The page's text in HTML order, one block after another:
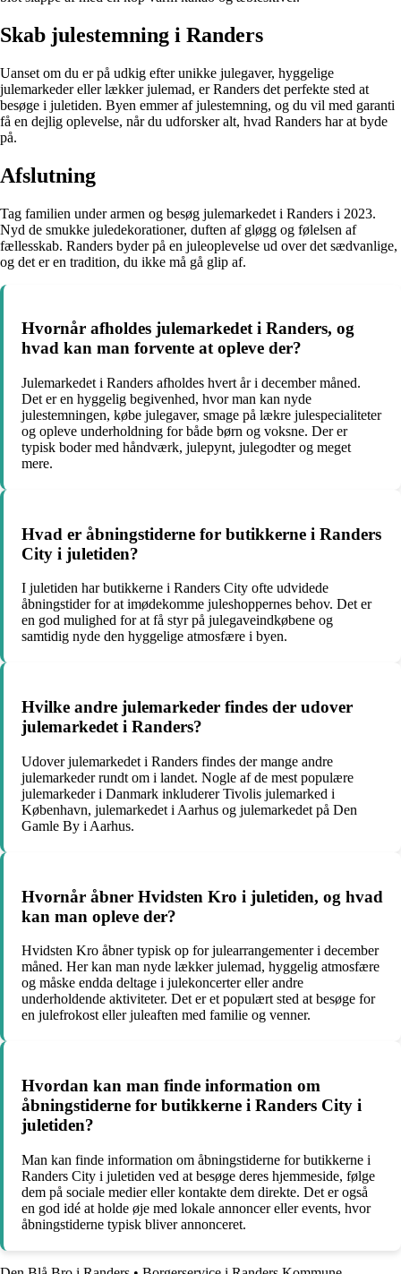
Skab julestemning i Randers
Uanset om du er på udkig efter unikke julegaver, hyggelige
julemarkeder eller lækker julemad, er Randers det perfekte sted at
besøge i juletiden. Byen emmer af julestemning, og du vil med garanti
få en dejlig oplevelse, når du udforsker alt, hvad Randers har at byde
på.
Afslutning
Tag familien under armen og besøg julemarkedet i Randers i 2023.
Nyd de smukke juledekorationer, duften af gløgg og følelsen af
fællesskab. Randers byder på en juleoplevelse ud over det sædvanlige,
og det er en tradition, du ikke må gå glip af.
Hvornår afholdes julemarkedet i Randers, og
hvad kan man forvente at opleve der?
Julemarkedet i Randers afholdes hvert år i december måned.
Det er en hyggelig begivenhed, hvor man kan nyde
julestemningen, købe julegaver, smage på lækre julespecialiteter
og opleve underholdning for både børn og voksne. Der er
typisk boder med håndværk, julepynt, julegodter og meget
mere.
Hvad er åbningstiderne for butikkerne i Randers
City i juletiden?
I juletiden har butikkerne i Randers City ofte udvidede
åbningstider for at imødekomme juleshoppernes behov. Det er
en god mulighed for at få styr på julegaveindkøbene og
samtidig nyde den hyggelige atmosfære i byen.
Hvilke andre julemarkeder findes der udover
julemarkedet i Randers?
Udover julemarkedet i Randers findes der mange andre
julemarkeder rundt om i landet. Nogle af de mest populære
julemarkeder i Danmark inkluderer Tivolis julemarked i
København, julemarkedet i Aarhus og julemarkedet på Den
Gamle By i Aarhus.
Hvornår åbner Hvidsten Kro i juletiden, og hvad
kan man opleve der?
Hvidsten Kro åbner typisk op for julearrangementer i december
måned. Her kan man nyde lækker julemad, hyggelig atmosfære
og måske endda deltage i julekoncerter eller andre
underholdende aktiviteter. Det er et populært sted at besøge for
en julefrokost eller juleaften med familie og venner.
Hvordan kan man finde information om
åbningstiderne for butikkerne i Randers City i
juletiden?
Man kan finde information om åbningstiderne for butikkerne i
Randers City i juletiden ved at besøge deres hjemmeside, følge
dem på sociale medier eller kontakte dem direkte. Det er også
en god idé at holde øje med lokale annoncer eller events, hvor
åbningstiderne typisk bliver annonceret.